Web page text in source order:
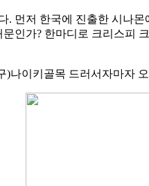
먼저 한국에 진출한 시나
인가? 한마디로 크리스
)나이키골목 드러서자마자